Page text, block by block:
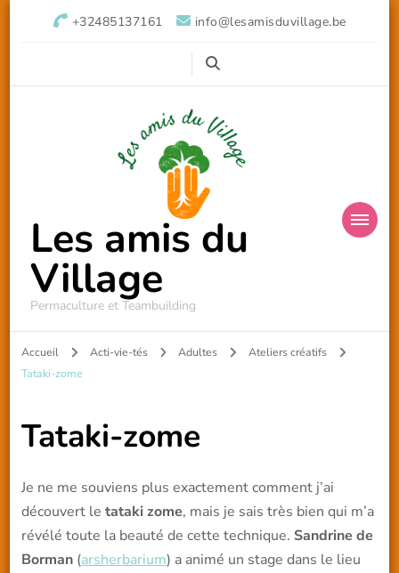
+32485137161 info@lesamisduvillage.be
Les amis du
Village
Permaculture et Teambuilding
Accueil Acti-vie-tés Adultes
Ateliers créatifs
Tataki-zome
Tataki-zome
Je ne me souviens plus exactement comment j’ai
découvert le tataki zome, mais je sais très bien qui m’a
révélé toute la beauté de cette technique. Sandrine de
Borman(arsherbarium) a animé un stage dans le lieu